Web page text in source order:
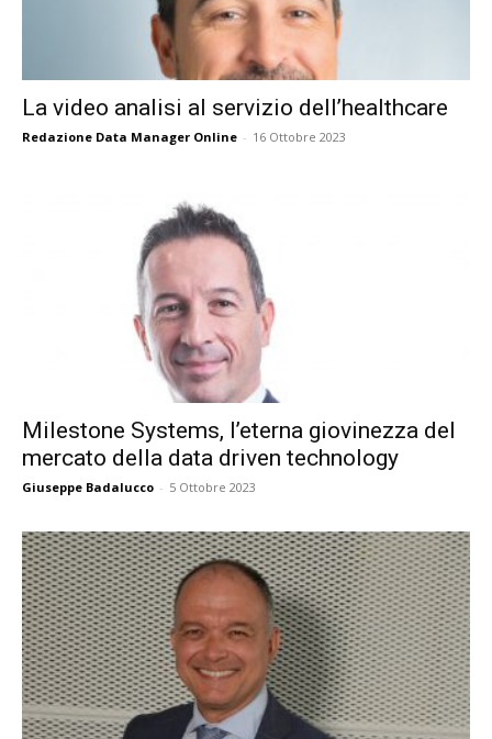
La video analisi al servizio dell’healthcare
Redazione Data Manager Online - 16 Ottobre 2023
Milestone Systems, l’eterna giovinezza del
mercato della data driven technology
Giuseppe Badalucco - 5 Ottobre 2023